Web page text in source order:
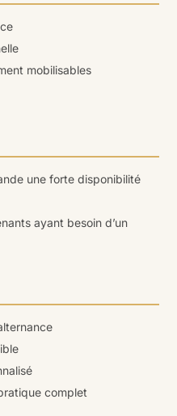
mobilisables
une forte disponibilité
ayant besoin d’un
complet